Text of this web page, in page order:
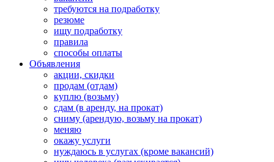
требуются на подработку
резюме
ищу подработку
правила
способы оплаты
Объявления
акции, скидки
продам (отдам)
куплю (возьму)
сдам (в аренду, на прокат)
сниму (арендую, возьму на прокат)
меняю
окажу услуги
нуждаюсь в услугах (кроме вакансий)